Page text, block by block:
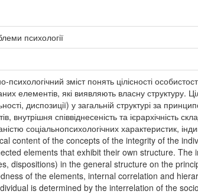
психології
психологічний зміст понять цілісності
елементів, які виявляють власну структуру.
диспозиції) у загальній структурі за
внутрішня співвіднесеність та ієрархічність
соціальнопсихологічних характеристик,
content of the concepts of the integrity of the
elements that exhibit their own structure.
dispositions) in the general structure on the
of the elements, internal correlation and
is determined by the interrelation of the